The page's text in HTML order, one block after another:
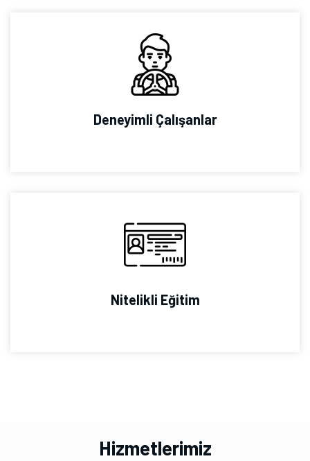
Deneyimli Çalışanlar
Nitelikli Eğitim
Hizmetlerimiz